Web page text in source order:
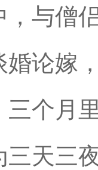
，与僧
婚论嫁
三个月
三天三